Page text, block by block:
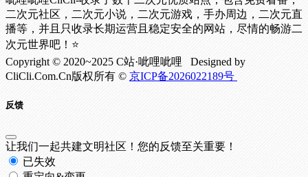
二次元社区，二次元小说，二次元游戏，手办周边，二次元直
播等，并且只收录长期运营且稳定安全的网站，尽情的畅游二
次元世界吧！⭐
Copyright © 2020~2025 C站·呲哩呲哩 Designed by
CliCli.Com.Cn版权所有 © 京ICP备2026022189号
反馈
让我们一起共建文明社区！您的反馈至关重要！
已失效